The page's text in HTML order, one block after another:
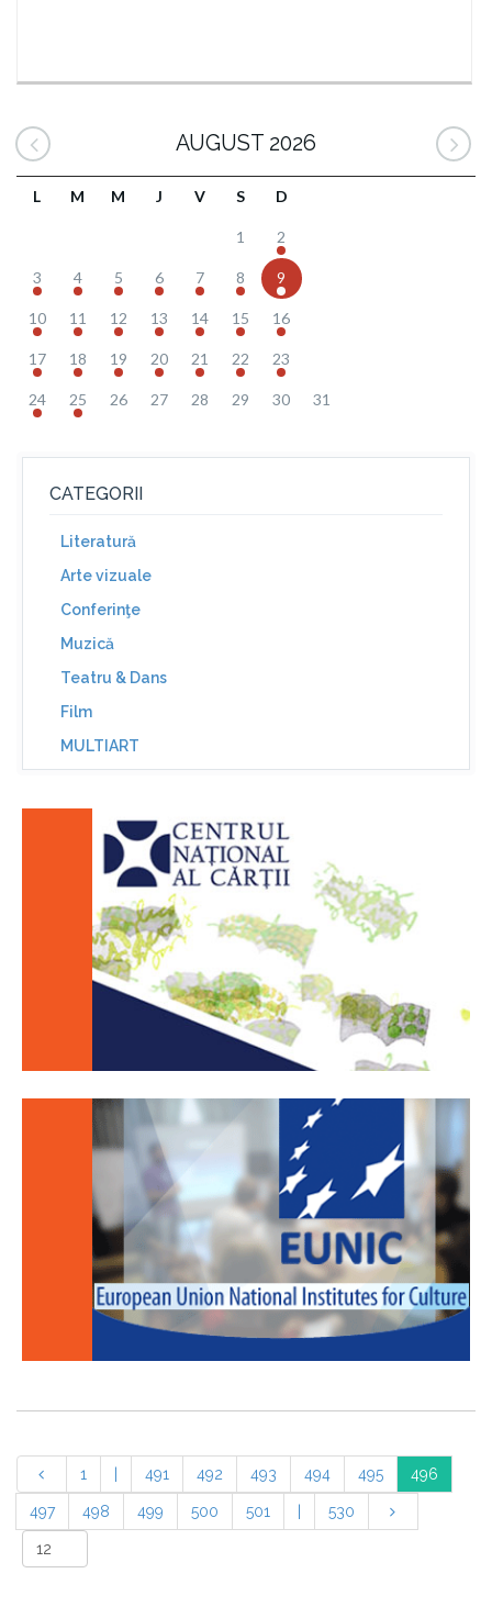
AUGUST 2026
L M M J V S D
1 2
3 4 5 6 7 8 9
10 11 12 13 14 15 16
17 18 19 20 21 22 23
24 25 26 27 28 29 30 31
CATEGORII
Literatură
Arte vizuale
Conferinţe
Muzică
Teatru & Dans
Film
MULTIART
1 491 492 493 494 495 496
497 498 499 500 501 530